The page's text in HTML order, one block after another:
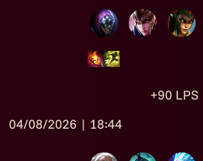
+90 LPS
04/08/2026 | 18:44